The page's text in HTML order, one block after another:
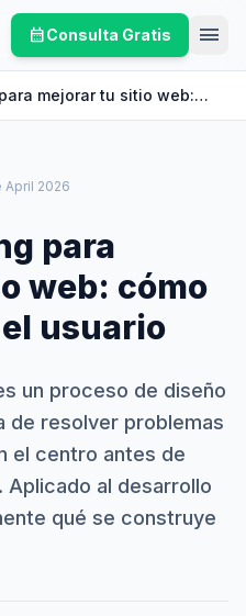
calendar_monthConsulta Gratis menu
mejorar tu sitio web:
el usuario
April 2026
para
web: cómo
usuario
un proceso de diseño
de resolver problemas
el centro antes de
Aplicado al desarrollo
qué se construye